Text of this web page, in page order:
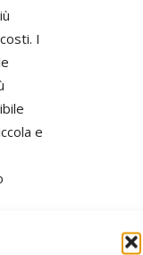
I
e